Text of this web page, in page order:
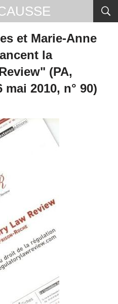
et Marie-Anne
la
(PA,
2010, n° 90)